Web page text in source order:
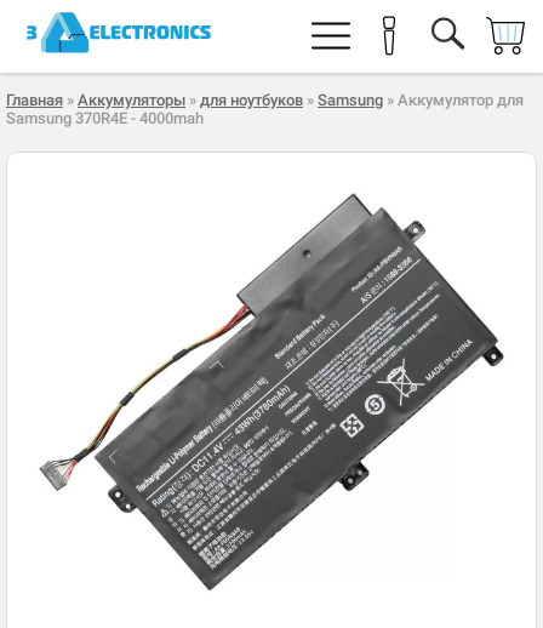
Главная » Аккумуляторы » для ноутбуков » Samsung » Аккумулятор для
Samsung 370R4E - 4000mah